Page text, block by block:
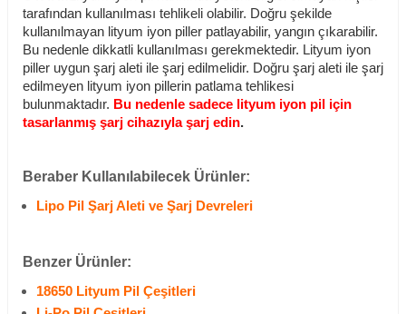
tarafından kullanılması tehlikeli olabilir. Doğru şekilde
kullanılmayan lityum iyon piller patlayabilir, yangın çıkarabilir.
Bu nedenle dikkatli kullanılması gerekmektedir. Lityum iyon
piller uygun şarj aleti ile şarj edilmelidir. Doğru şarj aleti ile şarj
edilmeyen lityum iyon pillerin patlama tehlikesi
bulunmaktadır. Bu nedenle sadece lityum iyon pil için
tasarlanmış şarj cihazıyla şarj edin.
Beraber Kullanılabilecek Ürünler:
Lipo Pil Şarj Aleti ve Şarj Devreleri
Benzer Ürünler:
18650 Lityum Pil Çeşitleri